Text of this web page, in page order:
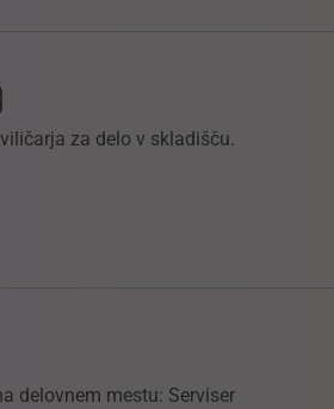
za delo v skladišču.
delovnem mestu: Serviser